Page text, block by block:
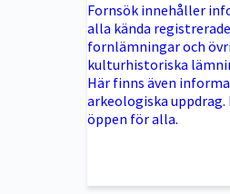
Fornsök innehåller
alla kända registrerade
fornlämningar och
kulturhistoriska
Här finns även
arkeologiska uppdrag.
öppen för alla.